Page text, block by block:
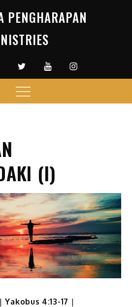
PENGHARAPAN
TwitterYoutubeInstagram
Menu
(I)
| Yakobus 4:13-17 |